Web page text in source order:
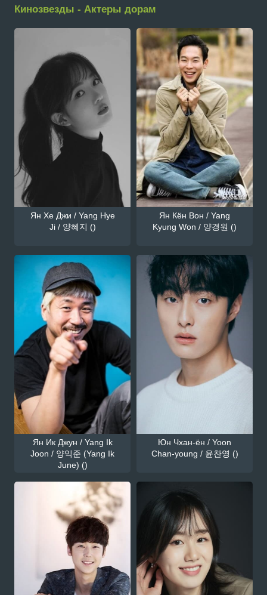
Кинозвезды - Актеры дорам
Ян Хе Джи / Yang Hye
Ji / 양혜지 ()
Ян Кён Вон / Yang
Kyung Won / 양경원 ()
Ян Ик Джун / Yang Ik
Joon / 양익준 (Yang Ik
June) ()
Юн Чхан-ён / Yoon
Chan-young / 윤찬영 ()